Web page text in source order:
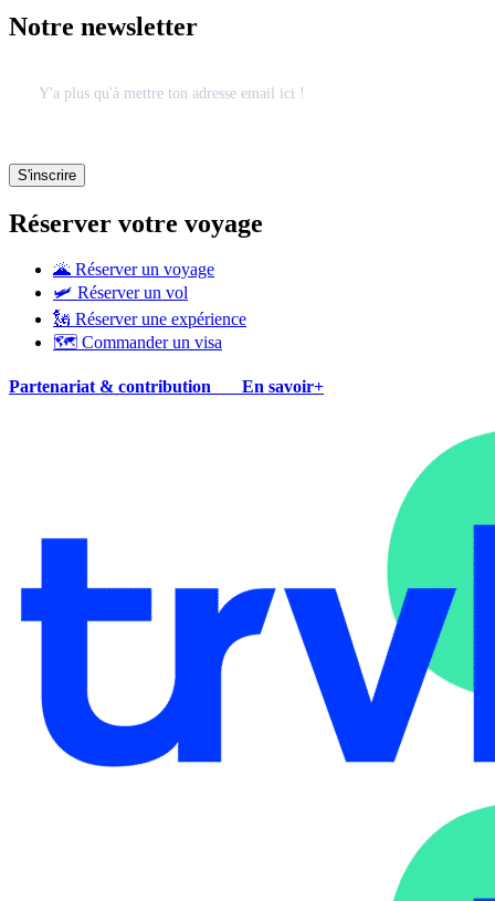
Notre newsletter
Réserver votre voyage
🌋 Réserver un voyage
🛩 Réserver un vol
🗽 Réserver une expérience
🗺 Commander un visa
Partenariat & contribution En savoir+